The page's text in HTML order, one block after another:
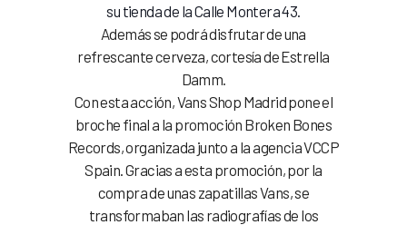
su tienda de la Calle Montera 43.
Además se podrá disfrutar de una
refrescante cerveza, cortesía de Estrella
Damm.
Con esta acción, Vans Shop Madrid pone el
broche final a la promoción Broken Bones
Records, organizada junto a la agencia VCCP
Spain. Gracias a esta promoción, por la
compra de unas zapatillas Vans, se
transformaban las radiografías de los